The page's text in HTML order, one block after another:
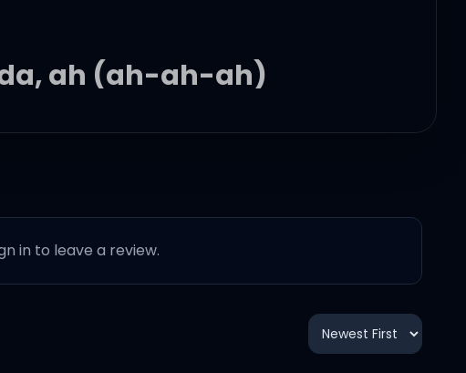
ah (ah-ah-ah)
la nevera, eh (woh)
(ella)
con el viento
in to leave a review.